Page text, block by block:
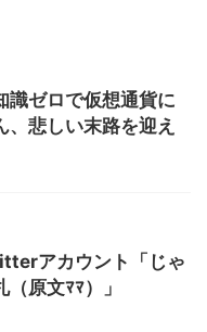
識ゼロで仮想通貨に
、悲しい末路を迎え
アカウント「じゃ
原文ﾏﾏ）」